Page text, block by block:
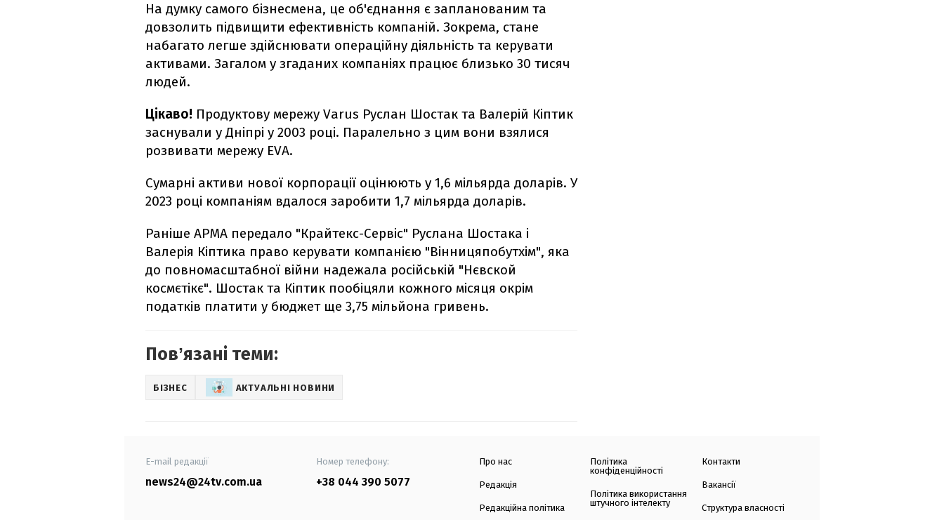
На думку самого бізнесмена, це об'єднання є запланованим та
довзолить підвищити ефективність компаній. Зокрема, стане
набагато легше здійснювати операційну діяльність та керувати
активами. Загалом у згаданих компаніях працює близько 30 тисяч
людей.
Цікаво! Продуктову мережу Varus Руслан Шостак та Валерій Кіптик
заснували у Дніпрі у 2003 році. Паралельно з цим вони взялися
розвивати мережу EVA.
Сумарні активи нової корпорації оцінюють у 1,6 мільярда доларів. У
2023 році компаніям вдалося заробити 1,7 мільярда доларів.
Раніше АРМА передало "Крайтекс-Сервіс" Руслана Шостака і
Валерія Кіптика право керувати компанією "Вінницяпобутхім", яка
до повномасштабної війни надежала російській "Нєвской
космєтікє". Шостак та Кіптик пообіцяли кожного місяця окрім
податків платити у бюджет ще 3,75 мільйона гривень.
Повʼязані теми:
БІЗНЕС АКТУАЛЬНІ НОВИНИ
E-mail редакції
news24@24tv.com.ua
Номер телефону:
+38 044 390 5077
Про нас
Редакція
Редакційна політика
Політика
конфіденційності
Політика використання
штучного інтелекту
Контакти
Вакансії
Структура власності